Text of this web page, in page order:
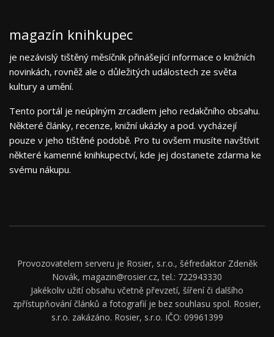
magazín knihkupec
je nezávislý tištěný měsíčník přinášející informace o knižních
novinkách, rovněž ale o důležitých událostech ze světa
kultury a umění.
Tento portál je neúplným zrcadlem jeho redakčního obsahu.
Některé články, recenze, knižní ukázky a pod. vycházejí
pouze v jeho tištěné podobě. Pro tu ovšem musíte navštívit
některé kamenné knihkupectví, kde jej dostanete zdarma ke
svému nákupu.
Provozovatelem serveru je Rosier, s.r.o., šéfredaktor Zdeněk
Novák, magazin@rosier.cz, tel.: 722943330
Jakékoliv užití obsahu včetně převzetí, šíření či dalšího
zpřístupňování článků a fotografií je bez souhlasu spol. Rosier,
s.r.o. zakázáno. Rosier, s.r.o. IČO: 09961399